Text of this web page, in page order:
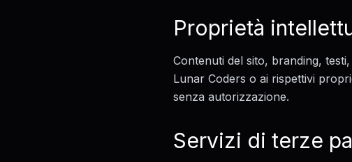
Proprietà
Contenuti del sito, branding,
Lunar Coders o ai rispettivi
senza autorizzazione.
Servizi di terze